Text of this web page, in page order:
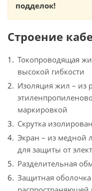
подделок!
Строение
Токопроводящая
высокой гибкости
Изоляция жил – из
маркировкой
Скрутка
Экран – из медной
для защиты от
Разделительная
Защитная